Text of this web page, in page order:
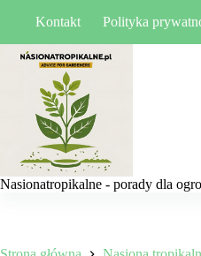
Kontakt Polityka
Nasionatropikalne - porady dla